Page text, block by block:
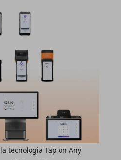
tecnologia Tap on Any